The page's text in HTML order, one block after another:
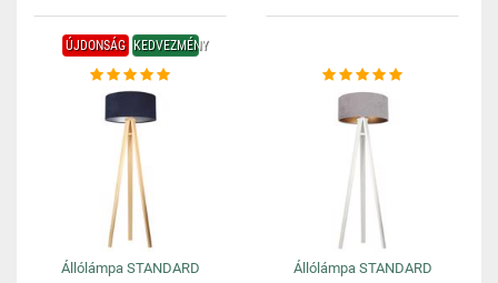
ÚJDONSÁG KEDVEZMÉNY
Állólámpa STANDARD
Állólámpa STANDARD